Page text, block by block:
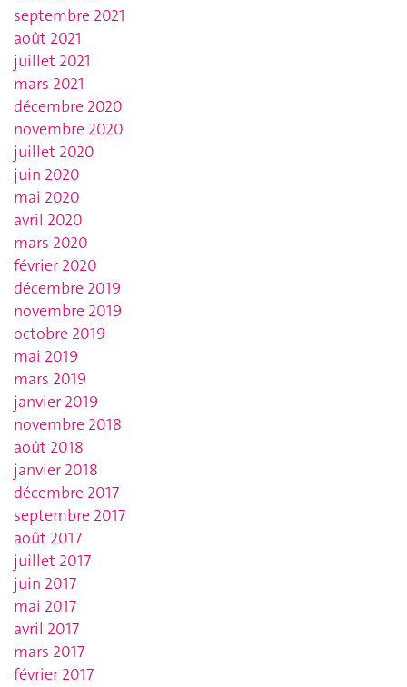
septembre 2021
août 2021
juillet 2021
mars 2021
décembre 2020
novembre 2020
juillet 2020
juin 2020
mai 2020
avril 2020
mars 2020
février 2020
décembre 2019
novembre 2019
octobre 2019
mai 2019
mars 2019
janvier 2019
novembre 2018
août 2018
janvier 2018
décembre 2017
septembre 2017
août 2017
juillet 2017
juin 2017
mai 2017
avril 2017
mars 2017
février 2017